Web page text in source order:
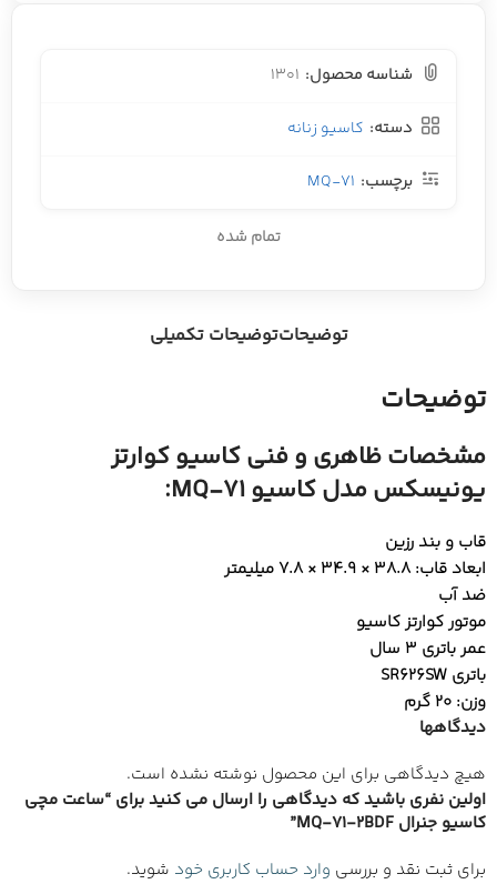
شناسه محصول: 1301
دسته: کاسیو زنانه
برچسب: MQ-71
تمام شده
توضیحاتتوضیحات تکمیلی
توضیحات
مشخصات ظاهری و فنی کاسیو کوارتز
یونیسکس مدل کاسیو MQ-71:
قاب و بند رزین
ابعاد قاب: 38.8 × 34.9 × 7.8 میلیمتر
ضد آب
موتور کوارتز کاسیو
عمر باتری 3 سال
باتری SR626SW
وزن: 20 گرم
دیدگاهها
هیچ دیدگاهی برای این محصول نوشته نشده است.
اولین نفری باشید که دیدگاهی را ارسال می کنید برای “ساعت مچی
کاسیو جنرال MQ-71-2BDF”
برای ثبت نقد و بررسی وارد حساب کاربری خود شوید.